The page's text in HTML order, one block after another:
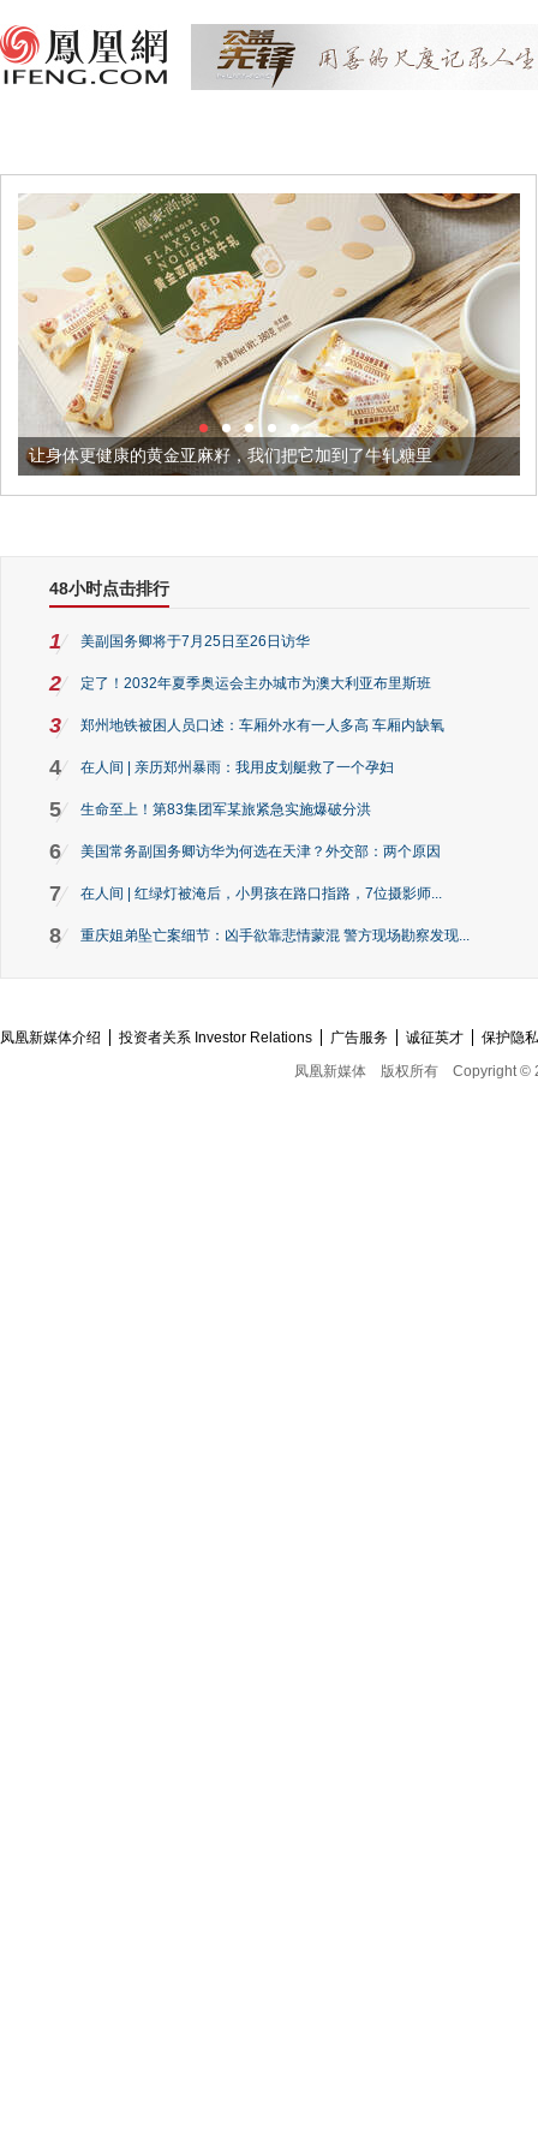
黄金亚麻籽，我们把它加到了牛轧糖里 被列入佛家七宝的
48小时点击排行
1 美副国务卿将于7月25日至26日访华
2 定了！2032年夏季奥运会主办城市为澳大利亚布里斯班
3 郑州地铁被困人员口述：车厢外水有一人多高 车厢内缺氧
4 在人间 | 亲历郑州暴雨：我用皮划艇救了一个孕妇
5 生命至上！第83集团军某旅紧急实施爆破分洪
6 美国常务副国务卿访华为何选在天津？外交部：两个原因
7 在人间 | 红绿灯被淹后，小男孩在路口指路，7位摄影师...
8 重庆姐弟坠亡案细节：凶手欲靠悲情蒙混 警方现场勘察发现...
凤凰新媒体介绍 投资者关系 Investor Relations 广告服务 诚征英才
保护隐
凤凰新媒体
版权所有 Copyright ©